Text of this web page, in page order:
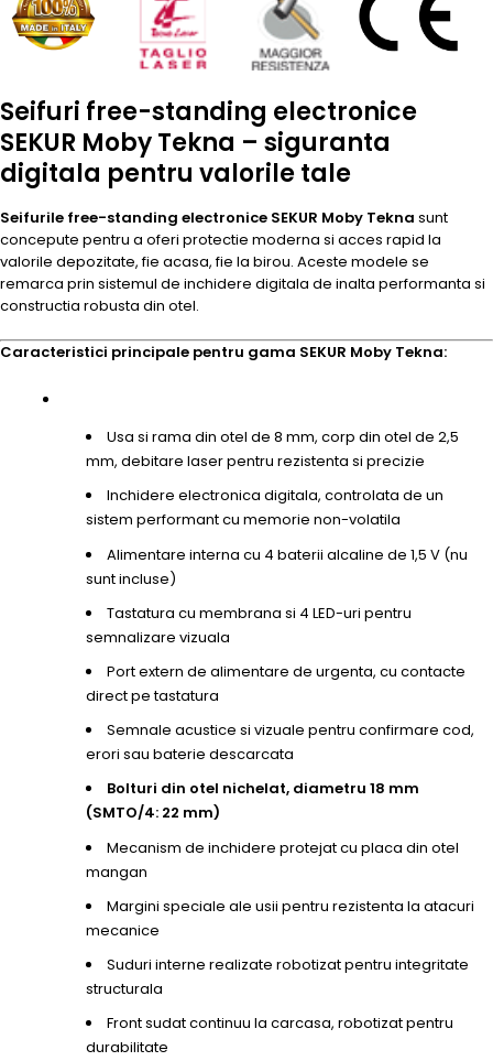
Seifuri free-standing electronice
SEKUR Moby Tekna – siguranta
digitala pentru valorile tale
Seifurile free-standing electronice SEKUR Moby Tekna sunt
concepute pentru a oferi protectie moderna si acces rapid la
valorile depozitate, fie acasa, fie la birou. Aceste modele se
remarca prin sistemul de inchidere digitala de inalta performanta si
constructia robusta din otel.
Caracteristici principale pentru gama SEKUR Moby Tekna:
Usa si rama din otel de 8 mm, corp din otel de 2,5
mm, debitare laser pentru rezistenta si precizie
Inchidere electronica digitala, controlata de un
sistem performant cu memorie non-volatila
Alimentare interna cu 4 baterii alcaline de 1,5 V (nu
sunt incluse)
Tastatura cu membrana si 4 LED-uri pentru
semnalizare vizuala
Port extern de alimentare de urgenta, cu contacte
direct pe tastatura
Semnale acustice si vizuale pentru confirmare cod,
erori sau baterie descarcata
Bolturi din otel nichelat, diametru 18 mm
(SMTO/4: 22 mm)
Mecanism de inchidere protejat cu placa din otel
mangan
Margini speciale ale usii pentru rezistenta la atacuri
mecanice
Suduri interne realizate robotizat pentru integritate
structurala
Front sudat continuu la carcasa, robotizat pentru
durabilitate